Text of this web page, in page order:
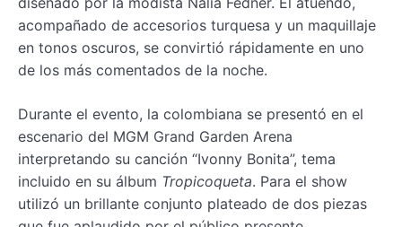
acompañado de accesorios turquesa y un maquillaje
en tonos oscuros, se convirtió rápidamente en uno
de los más comentados de la noche.
Durante el evento, la colombiana se presentó en el
escenario del MGM Grand Garden Arena
interpretando su canción “Ivonny Bonita”, tema
incluido en su álbum Tropicoqueta. Para el show
utilizó un brillante conjunto plateado de dos piezas